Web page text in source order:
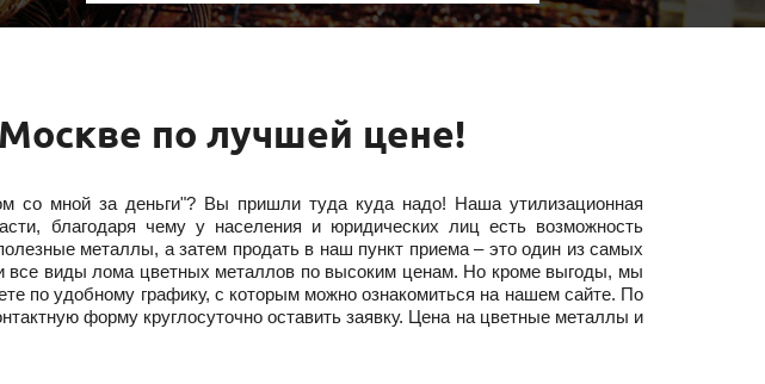
по лучшей цене!
со мной за деньги"? Вы пришли туда куда надо! Наша утилизационная
благодаря чему у населения и юридических лиц есть возможность
металлы, а затем продать в наш пункт приема – это один из самых
все виды лома цветных металлов по высоким ценам. Но кроме выгоды, мы
по удобному графику, с которым можно ознакомиться на нашем сайте. По
форму круглосуточно оставить заявку. Цена на цветные металлы и